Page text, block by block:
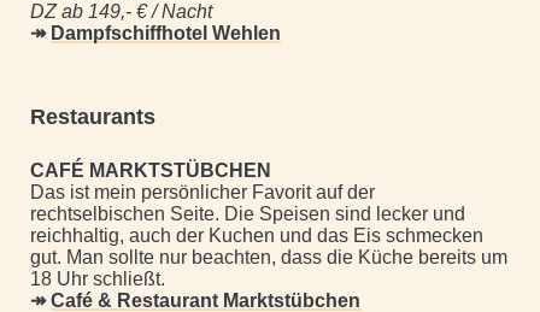
DZ ab 149,- € / Nacht
↠ Dampfschiffhotel Wehlen
Restaurants
CAFÉ MARKTSTÜBCHEN
Das ist mein persönlicher Favorit auf der
rechtselbischen Seite. Die Speisen sind lecker und
reichhaltig, auch der Kuchen und das Eis schmecken
gut. Man sollte nur beachten, dass die Küche bereits um
18 Uhr schließt.
↠ Café & Restaurant Marktstübchen